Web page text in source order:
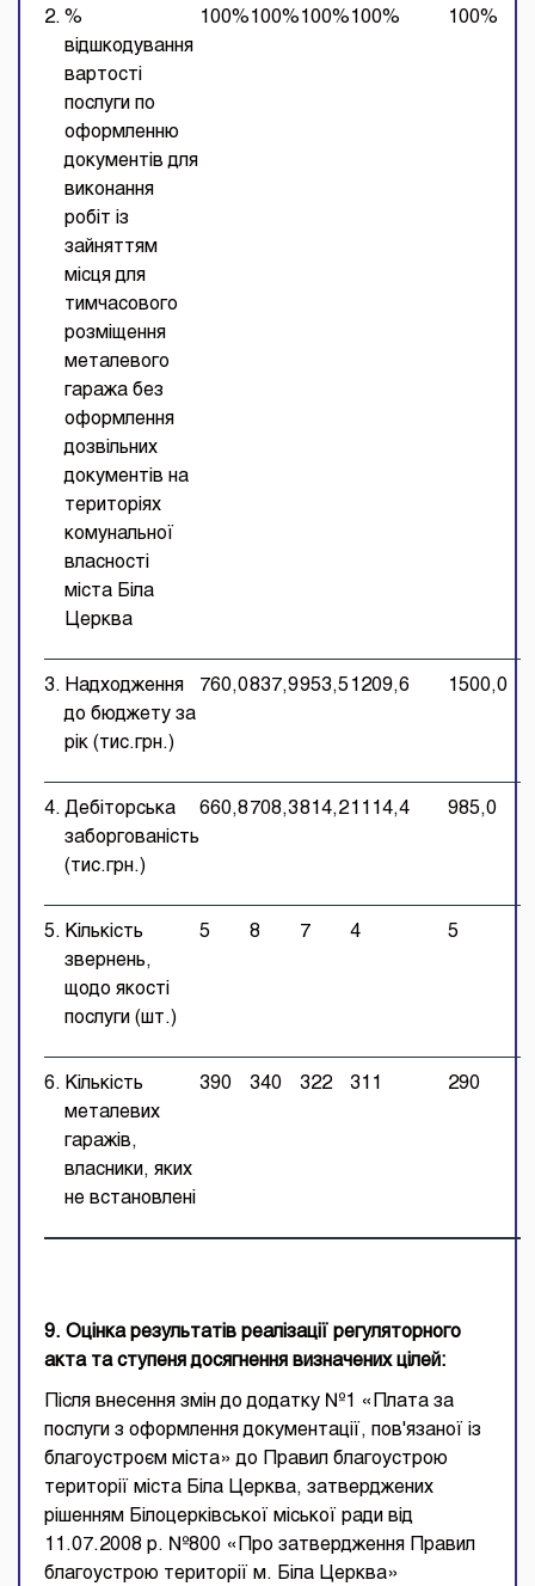
2. %
відшкодування
вартості
послуги по
оформленню
документів для
виконання
робіт із
зайняттям
місця для
тимчасового
розміщення
металевого
гаража без
оформлення
дозвільних
документів на
територіях
комунальної
власності
міста Біла
Церква
100% 100% 100% 100% 100%
3. Надходження
до бюджету за
рік (тис.грн.)
760,0837,9953,5 1209,6 1500,0
4. Дебіторська
заборгованість
(тис.грн.)
660,8 708,3814,2 1114,4 985,0
5. Кількість
звернень,
щодо якості
послуги (шт.)
5 8 7 4 5
6. Кількість
металевих
гаражів,
власники, яких
не встановлені
390 340 322 311 290
9. Оцінка результатів реалізації регуляторного
акта та ступеня досягнення визначених цілей:
Після внесення змін до додатку №1 «Плата за
послуги з оформлення документації, пов'язаної із
благоустроєм міста» до Правил благоустрою
території міста Біла Церква, затверджених
рішенням Білоцерківської міської ради від
11.07.2008 р. №800 «Про затвердження Правил
благоустрою території м. Біла Церква»